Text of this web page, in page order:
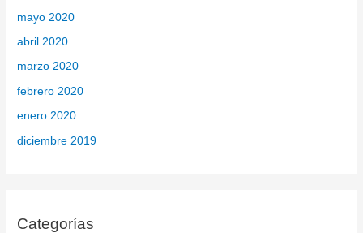
mayo 2020
abril 2020
marzo 2020
febrero 2020
enero 2020
diciembre 2019
Categorías